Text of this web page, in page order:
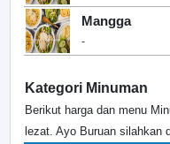
Mangga
-
Kategori Minuman
Berikut harga dan menu
lezat. Ayo Buruan silahkan